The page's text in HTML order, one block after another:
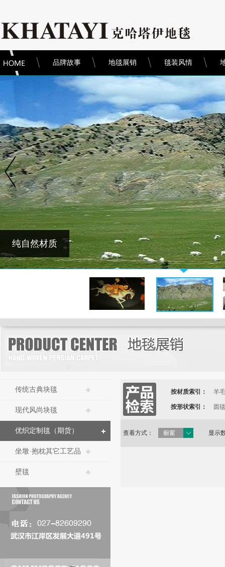
品牌故事 地毯展销 毯装风情
传统古典块毯
现代风尚块毯
优织定制毯（期货）
坐墩·抱枕其它工艺品
壁毯
按材质索引： 羊
按形状索引： 圆毯
查看方式： 橱窗 显示